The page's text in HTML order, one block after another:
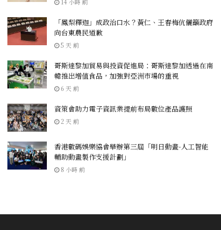
「鳳梨釋迦」成政治口水？黃仁、王春梅伉儷籲政府
向台東農民道歉
5 天 前
哥斯達黎加貿易與投資促進局：哥斯達黎加透過在南
韓推出增值食品，加強對亞洲市場的重視
6 天 前
資策會助力電子資訊業提前布局數位產品護照
2 天 前
香港數碼娛樂協會舉辦第三屆「明日動畫-人工智能
輔助動畫製作支援計劃」
8 小時 前